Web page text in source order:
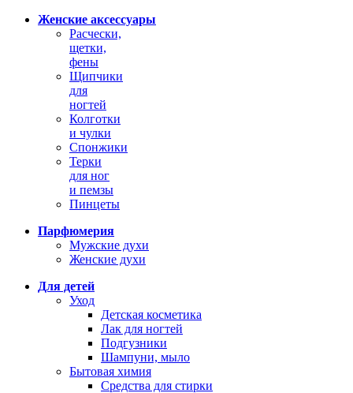
Женские аксессуары
Расчески,
щетки,
фены
Щипчики
для
ногтей
Колготки
и чулки
Спонжики
Терки
для ног
и пемзы
Пинцеты
Парфюмерия
Мужские духи
Женские духи
Для детей
Уход
Детская косметика
Лак для ногтей
Подгузники
Шампуни, мыло
Бытовая химия
Средства для стирки